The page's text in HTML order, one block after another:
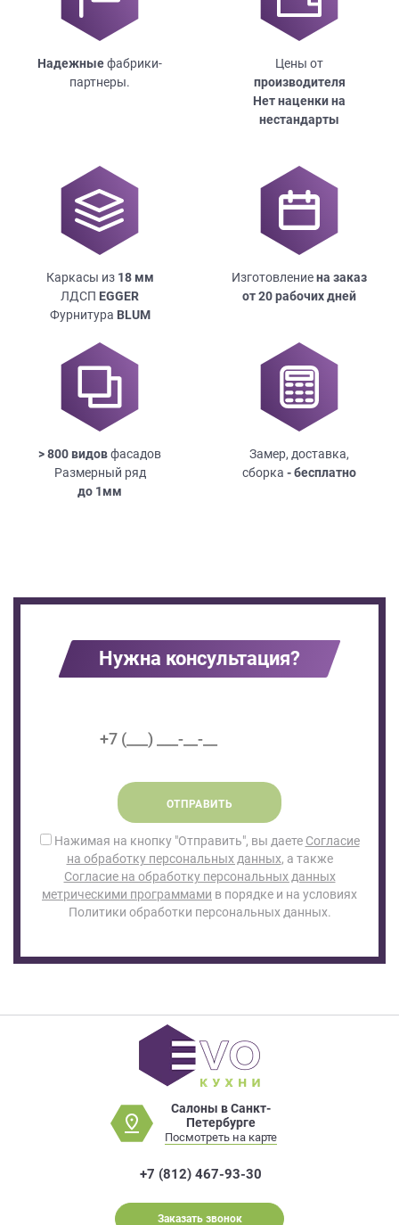
Надежныефабрики-
партнеры.
Цены от
производителя
Нет наценки на
нестандарты
Каркасы из 18мм
ЛДСП EGGER
Фурнитура BLUM
Изготовлениена заказ
от 20 рабочих дней
> 800 видовфасадов
Размерный ряд
до 1мм
Замер, доставка,
сборка - бесплатно
Нужна консультация?
ОТПРАВИТЬ
Нажимая на кнопку "Отправить", вы даете Согласие
на обработку персональных данных, а также
Согласие на обработку персональных данных
метрическими программами в порядке и на условиях
Политики обработки персональных данных.
Салоны в Санкт-
Петербурге
Посмотреть на карте
+7 (812) 467-93-30
Заказать звонок